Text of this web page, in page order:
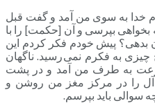
خدا به سوی من آمد و گفت قبل
بخواهی بپرسی و آن [حکمت] را با
بدهی؟ پیش خودم فکر کردم این
به فکرم نمی رسید. ناگهان
به طرف من آمد و در پشت
را در مرکز مغز من روشن و
سوالی باید بپرسم.